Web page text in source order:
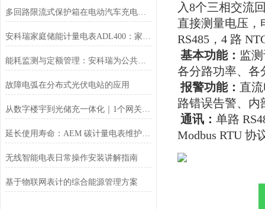
多回路限流式保护箱在电动汽车充电站的应用
安科瑞家庭储能计量电表ADL400：家庭能源管理的智慧之选
能耗监测与定额管理：安科瑞为公共建筑节能降耗提供完整解决方案
故障电弧在分布式光伏电站的应用
从数字楼宇到光储充一体化｜1个网关搞定32台设备互联
延长使用寿命：AEM 碳计量电表维护与管理
无线智能电表日常操作安装讲解指南
基于物联网表计的综合能源管理方案
入8个三相交流
直接测量电压，
RS485，4 路
基本功能： 监
各分路功率、各
报警功能： 直
路错误告警、内
通讯： 单路
Modbus RTU 协